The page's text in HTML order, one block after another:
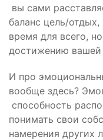
вы сами
баланс цель/
время для всего,
достижению вашей
И про
вообще здесь?
способность
понимать свои
намерения других